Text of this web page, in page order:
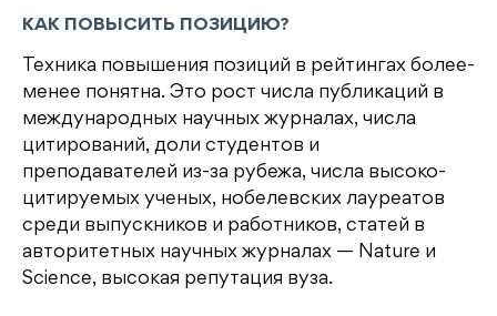
КАК ПОВЫСИТЬ ПОЗИЦИЮ?
Техника повышения позиций в рейтингах более-
менее понятна. Это рост числа публикаций в
международных научных журналах, числа
цитирований, доли студентов и
преподавателей из-за рубежа, числа высоко-
цитируемых ученых, нобелевских лауреатов
среди выпускников и работников, статей в
авторитетных научных журналах — Nature и
Science, высокая репутация вуза.